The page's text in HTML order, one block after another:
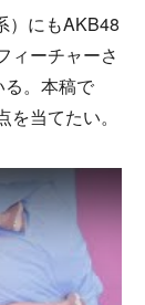
）にもAKB48
ィーチャーさ
。本稿で
当てたい。